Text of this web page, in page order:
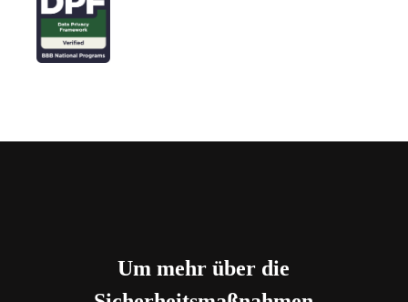
Um mehr über die